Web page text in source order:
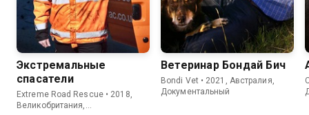
Экстремальные
спасатели
Extreme Road Rescue • 2018,
Великобритания,
Ветеринар Бондай Бич
Bondi Vet • 2021, Австралия,
Документальный